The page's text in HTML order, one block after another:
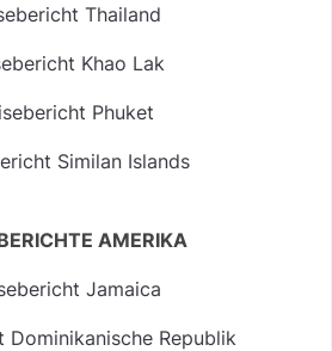
Thailand
Khao Lak
Phuket
Similan Islands
AMERIKA
Jamaica
Dominikanische Republik